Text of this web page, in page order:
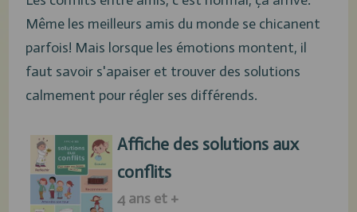
Même les meilleurs amis du monde se chicanent
parfois! Mais lorsque les émotions montent, il
faut savoir s'apaiser et trouver des solutions
calmement pour régler ses différends.
Affiche des solutions aux
conflits
4 ans et +